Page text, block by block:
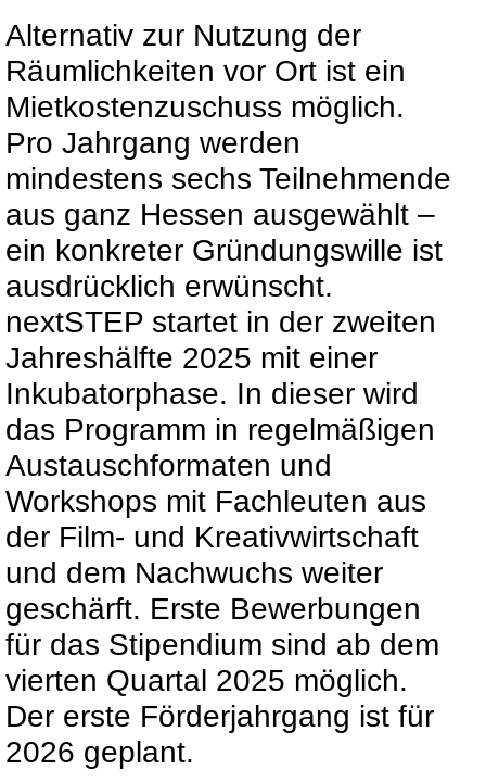
Alternativ zur Nutzung der
Räumlichkeiten vor Ort ist ein
Mietkostenzuschuss möglich.
Pro Jahrgang werden
mindestens sechs Teilnehmende
aus ganz Hessen ausgewählt –
ein konkreter Gründungswille ist
ausdrücklich erwünscht.
nextSTEP startet in der zweiten
Jahreshälfte 2025 mit einer
Inkubatorphase. In dieser wird
das Programm in regelmäßigen
Austauschformaten und
Workshops mit Fachleuten aus
der Film- und Kreativwirtschaft
und dem Nachwuchs weiter
geschärft. Erste Bewerbungen
für das Stipendium sind ab dem
vierten Quartal 2025 möglich.
Der erste Förderjahrgang ist für
2026 geplant.